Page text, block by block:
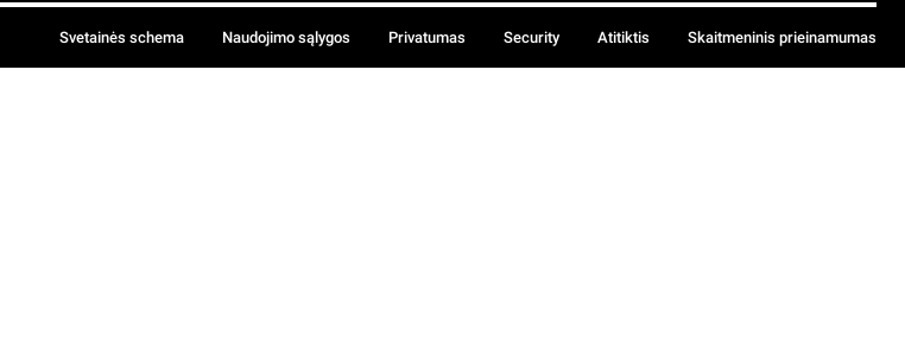
Svetainės schema Naudojimo sąlygos Privatumas Security Atitiktis Skaitmeninis prieinamumas